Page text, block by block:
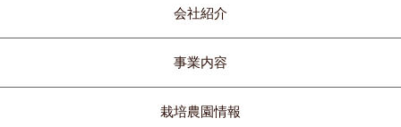
会社紹介
事業内容
栽培農園情報